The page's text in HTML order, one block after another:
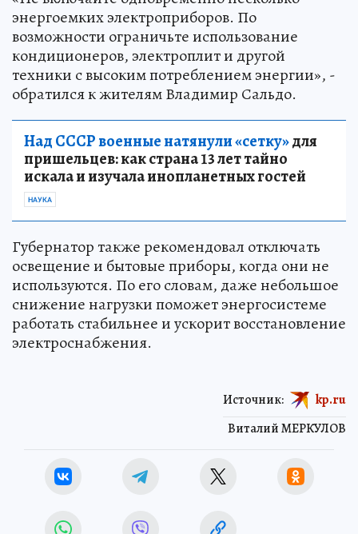
энергоемких электроприборов. По
возможности ограничьте использование
кондиционеров, электроплит и другой
техники с высоким потреблением энергии», -
обратился к жителям Владимир Сальдо.
Над СССР военные натянули «сетку»для
пришельцев: как страна 13 лет тайно
искала и изучала инопланетных гостей
НАУКА
Губернатор также рекомендовал отключать
освещение и бытовые приборы, когда они не
используются. По его словам, даже небольшое
снижение нагрузки поможет энергосистеме
работать стабильнее и ускорит восстановление
электроснабжения.
Виталий МЕРКУЛОВ
Источник: kp.ru